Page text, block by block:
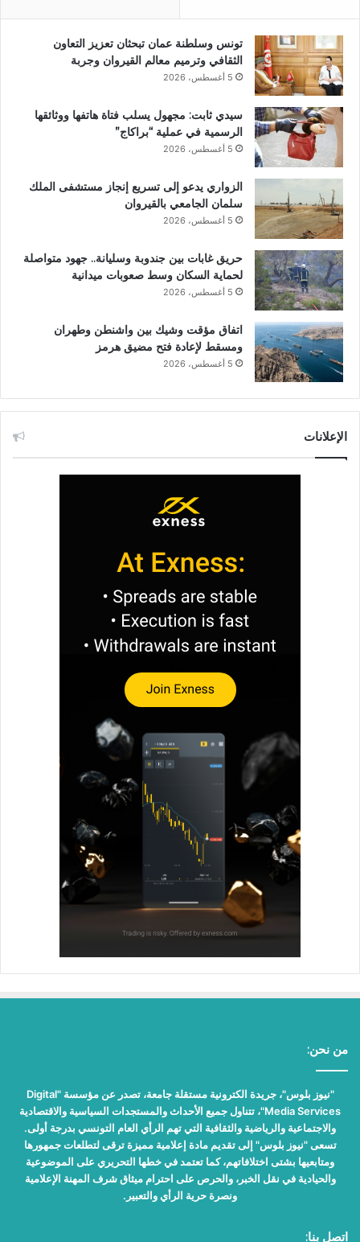
تونس وسلطنة عمان تبحثان تعزيز التعاون
الثقافي وترميم معالم القيروان وجربة
5 أغسطس، 2026
سيدي ثابت: مجهول يسلب فتاة هاتفها ووثائقها
الرسمية في عملية “براكاج”
5 أغسطس، 2026
الزواري يدعو إلى تسريع إنجاز مستشفى الملك
سلمان الجامعي بالقيروان
5 أغسطس، 2026
حريق غابات بين جندوبة وسليانة.. جهود متواصلة
لحماية السكان وسط صعوبات ميدانية
5 أغسطس، 2026
اتفاق مؤقت وشيك بين واشنطن وطهران
ومسقط لإعادة فتح مضيق هرمز
5 أغسطس، 2026
الإعلانات
من نحن:
"نيوز بلوس"، جريدة الكترونية مستقلة جامعة، تصدر عن مؤسسة "Digital
Media Services"، تتناول جميع الأحداث والمستجدات السياسية والاقتصادية
والاجتماعية والرياضية والثقافية التي تهم الرأي العام التونسي بدرجة أولى.
تسعى "نيوز بلوس" إلى تقديم مادة إعلامية مميزة ترقى لتطلعات جمهورها
ومتابعيها بشتى اختلافاتهم، كما تعتمد في خطها التحريري على الموضوعية
والحيادية في نقل الخبر، والحرص على احترام ميثاق شرف المهنة الإعلامية
ونصرة حرية الرأي والتعبير.
اتصل بنا: